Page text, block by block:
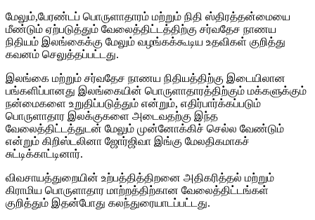
மேலும்,பேரண்டப் பொருளாதாரம் மற்றும் நிதி ஸ்திரத்தன்மையை
மீண்டும் ஏற்படுத்தும் வேலைத்திட்டத்திற்கு சர்வதேச நாணய
நிதியம் இலங்கைக்கு மேலும் வழங்கக்கூடிய உதவிகள் குறித்து
கவனம் செலுத்தப்பட்டது.
இலங்கை மற்றும் சர்வதேச நாணய நிதியத்திற்கு இடையிலான
பங்களிப்பானது இலங்கையின் பொருளாதாரத்திற்கும் மக்களுக்கும்
நன்மைகளை உறுதிப்படுத்தும் என்றும், எதிர்பார்க்கப்படும்
பொருளாதார இலக்குகளை அடைவதற்கு இந்த
வேலைத்திட்டத்துடன் மேலும் முன்னோக்கிச் செல்ல வேண்டும்
என்றும் கிறிஸ்டலினா ஜோர்ஜிவா இங்கு மேலதிகமாகச்
சுட்டிக்காட்டினார்.
விவசாயத்துறையின் உற்பத்தித்திறனை அதிகரித்தல் மற்றும்
கிராமிய பொருளாதார மாற்றத்திற்கான வேலைத்திட்டங்கள்
குறித்தும் இதன்போது கலந்துரையாடப்பட்டது.